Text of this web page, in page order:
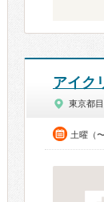
アイク
東京都
土曜（